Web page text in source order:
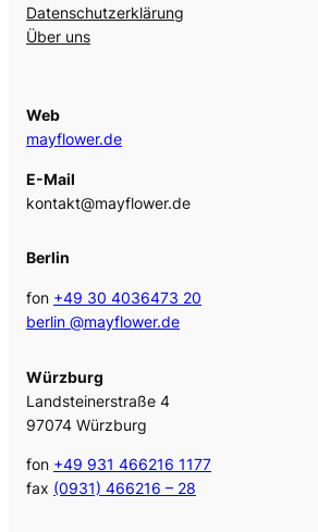
Datenschutzerklärung
Über uns
Web
mayflower.de
E-Mail
kontakt@mayflower.de
Berlin
fon +49 30 4036473 20
berlin @mayflower.de
Würzburg
Landsteinerstraße 4
97074 Würzburg
fon +49 931 466216 1177
fax (0931) 466216 – 28